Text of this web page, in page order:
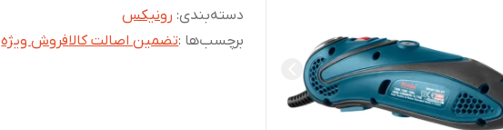
دسته‌بندی: رونیکس
برچسب‌ها :تضمین اصالت کالافروش ویژه